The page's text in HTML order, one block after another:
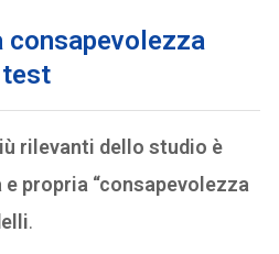
consapevolezza
rilevanti dello studio è
e propria “consapevolezza
.